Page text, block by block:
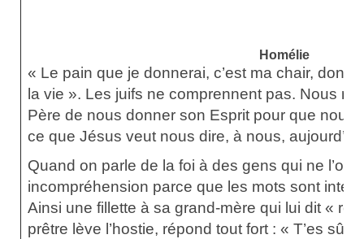
Homélie
« Le pain que je donnerai, c’est ma chair,
la vie ». Les juifs ne comprennent pas. Nous
Père de nous donner son Esprit pour que nous
ce que Jésus veut nous dire, à nous,
Quand on parle de la foi à des gens qui ne l’ont
incompréhension parce que les mots sont
Ainsi une fillette à sa grand-mère qui lui dit «
prêtre lève l’hostie, répond tout fort : « T’es